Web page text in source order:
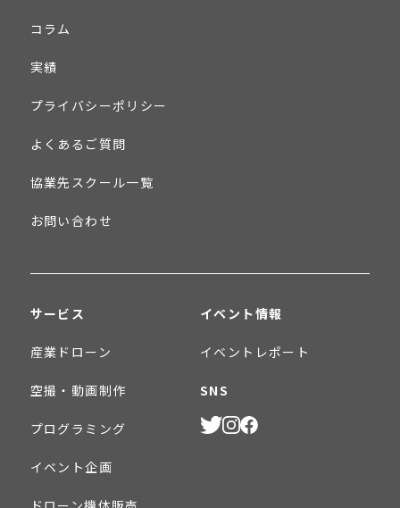
コラム
実績
プライバシーポリシー
よくあるご質問
協業先スクール一覧
お問い合わせ
サービス
産業ドローン
空撮・動画制作
プログラミング
イベント企画
イベント情報
イベントレポート
SNS